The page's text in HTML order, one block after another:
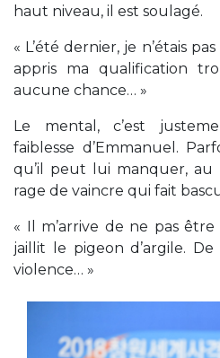
haut niveau, il est soulagé.
« L’été dernier, je n’étais
appris ma qualification
aucune chance… »
Le mental, c’est
faiblesse d’Emmanuel.
qu’il peut lui manquer,
rage de vaincre qui fait
« Il m’arrive de ne pas
jaillit le pigeon d’argile.
violence… »